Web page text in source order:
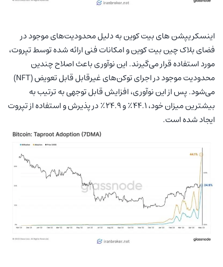
اینسکریپشن های بیت کوین به دلیل محدودیت‌های موجود در
فضای بلاک چین بیت کوین و امکانات فنی ارائه شده توسط تپروت،
مورد استفاده قرار می‌گیرند. این نوآوری باعث اصلاح چندین
محدودیت موجود در اجرای توکن‌های غیرقابل قابل تعویض (NFT)
می‌شود. پس از این نوآوری، افزایش قابل توجهی به ترتیب به
بیشترین میزان خود، ۴۴.۱٪ و ۲۴.۹٪ در پذیرش و استفاده از تپروت
ایجاد شده است.